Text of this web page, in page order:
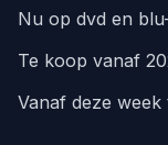
Nu op dvd en
Te koop vanaf
Vanaf deze week